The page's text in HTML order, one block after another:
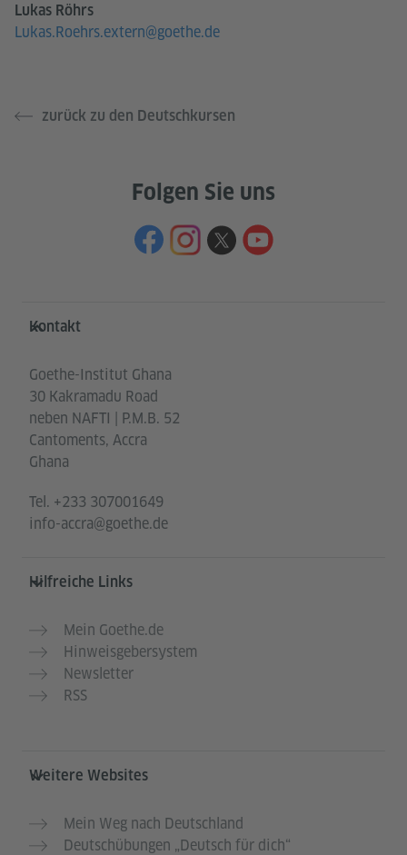
Lukas Röhrs
Lukas.Roehrs.extern@goethe.de
zurück zu den Deutschkursen
Folgen Sie uns
Service- und Informationsbereich
Kontakt
Goethe-Institut Ghana
30 Kakramadu Road
neben NAFTI | P.M.B. 52
Cantoments, Accra
Ghana
Tel. +233 307001649
info-accra@goethe.de
Hilfreiche Links
Mein Goethe.de
Hinweisgebersystem
Newsletter
RSS
Weitere Websites
Mein Weg nach Deutschland
Deutschübungen „Deutsch für dich“